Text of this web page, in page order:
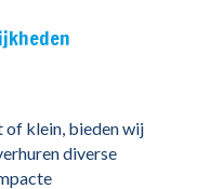
of klein, bieden wij
diverse